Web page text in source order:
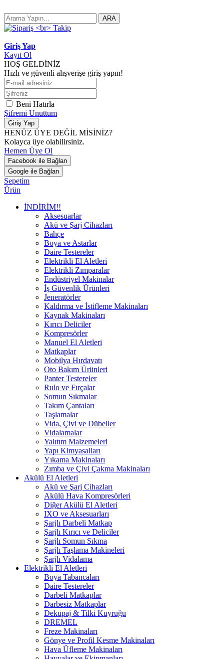
ARA
Giriş Yap
Kayıt Ol
HOŞ GELDİNİZ
Hızlı ve güvenli alışverişe giriş yapın!
Beni Hatırla
Şifremi Unuttum
Giriş Yap
HENÜZ ÜYE DEĞİL MİSİNİZ?
Kolayca üye olabilirsiniz.
Hemen Üye Ol
Facebook ile Bağlan
Google ile Bağlan
Sepetim
Ürün
İNDİRİM!!
Aksesuarlar
Akü ve Şarj Cihazları
Bahçe
Boya ve Astarlar
Daire Testereler
Elektrikli El Aletleri
Elektrikli Zımparalar
Endüstriyel Makinalar
İş Güvenlik Ürünleri
Jeneratörler
Kaldırma ve İstifleme Makinaları
Kaynak Makinaları
Kırıcı Deliciler
Kompresörler
Manuel El Aletleri
Matkaplar
Mobilya Hırdavatı
Oto Bakım Ürünleri
Panter Testereler
Rulo ve Fırçalar
Somun Sıkmalar
Takım Çantaları
Taşlamalar
Vida, Çivi ve Dübeller
Vidalamalar
Yalıtım Malzemeleri
Yapı Kimyasalları
Yıkama Makinaları
Zımba ve Çivi Çakma Makinaları
Akülü El Aletleri
Akü ve Şarj Cihazları
Akülü Hava Kompresörleri
Diğer Akülü El Aletleri
IXO ve Aksesuarları
Şarjlı Darbeli Matkap
Şarjlı Kırıcı ve Deliciler
Şarjlı Somun Sıkma
Şarjlı Taşlama Makineleri
Şarjlı Vidalama
Elektrikli El Aletleri
Boya Tabancaları
Daire Testereler
Darbeli Matkaplar
Darbesiz Matkaplar
Dekupaj & Tilki Kuyruğu
DREMEL
Freze Makinaları
Gönye ve Profil Kesme Makinaları
Hava Üfleme Makinaları